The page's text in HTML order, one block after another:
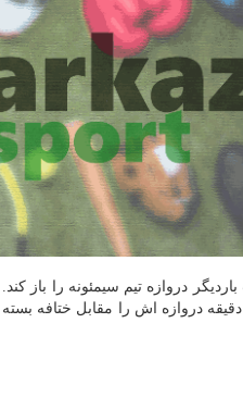
تیم نتوانسته است گلی برابر اتلتیکو به ثمر برساند (۳۴ به صفر). روخی بلانکو ۱۷۱۰